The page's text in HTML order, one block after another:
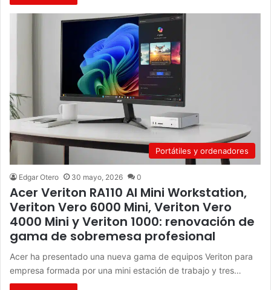
Portátiles y ordenadores
Edgar Otero 30 mayo, 2026 0
Acer Veriton RA110 AI Mini Workstation,
Veriton Vero 6000 Mini, Veriton Vero
4000 Mini y Veriton 1000: renovación de
gama de sobremesa profesional
Acer ha presentado una nueva gama de equipos Veriton para
empresa formada por una mini estación de trabajo y tres…